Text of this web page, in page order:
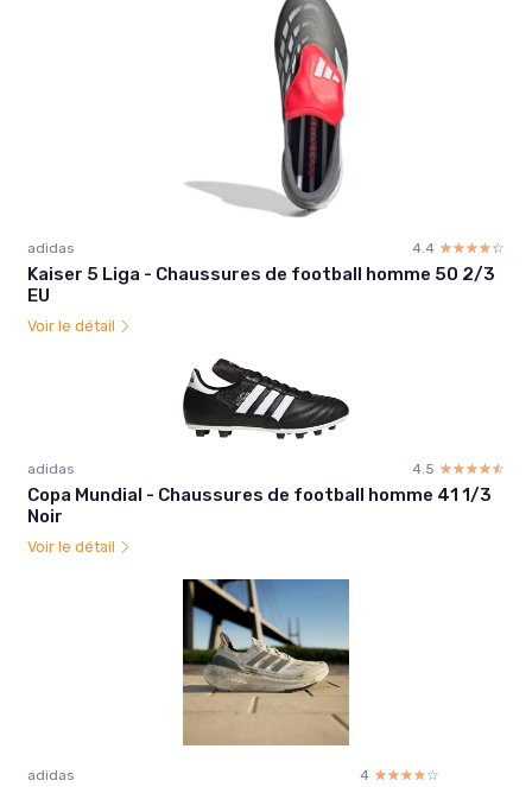
adidas 4.4 ☆☆☆☆☆
★★★★★
Kaiser 5 Liga - Chaussures de football homme 50 2/3
EU
Voir le détail
adidas 4.5 ☆☆☆☆☆
★★★★★
Copa Mundial - Chaussures de football homme 41 1/3
Noir
Voir le détail
adidas 4 ☆☆☆☆☆
★★★★★